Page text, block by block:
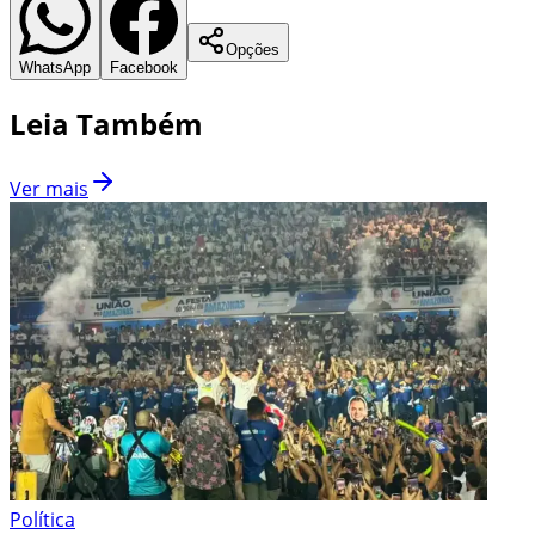
WhatsApp Facebook
Opções
Leia Também
Ver mais
Política